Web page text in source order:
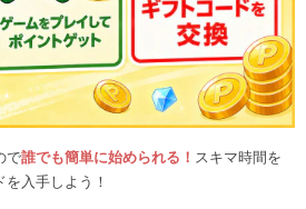
で誰でも簡単に始められる！ スキマ時間を
入手しよう！